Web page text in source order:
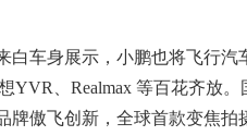
白车身展示，小鹏也将飞行汽
YVR、Realmax 等百花齐放。
牌傲飞创新，全球首款变焦拍